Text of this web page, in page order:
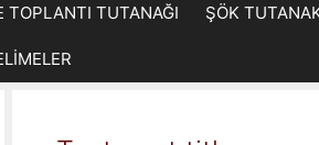
TOPLANTI TUTANAĞI ŞÖK